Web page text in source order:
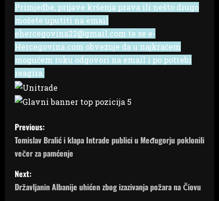
Primjedbe, prijave kršenja prava ili nešto drugo
možete uputiti na email
ehercegovina22@gmail.com te se e-
Hercegovina.com obvezuje da u najkraćem
mogućem roku odgovori na email i po potrebi
reagira.
P
o
s
t
Previous:
Tomislav Bralić i klapa Intrade publici u Međugorju poklonili
večer za pamćenje
Next:
Državljanin Albanije uhićen zbog izazivanja požara na Čiovu